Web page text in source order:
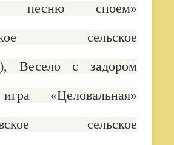
песню споем»
сельское
Весело с задором
«Целовальная»
сельское